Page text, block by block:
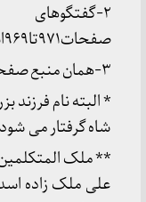
۲-
صفحات۹۷۱تا۹۶۹انتشارات آگاه، علی شریعتی.
۳-همان منبع صفحات ۹۶۸تا۹۶۵ علی شریعتی.
* البته نام فرزند
شاه گرفتار می
** ملک
علی ملک زاده